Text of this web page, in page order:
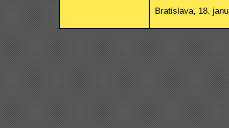
Bratislava, 18.